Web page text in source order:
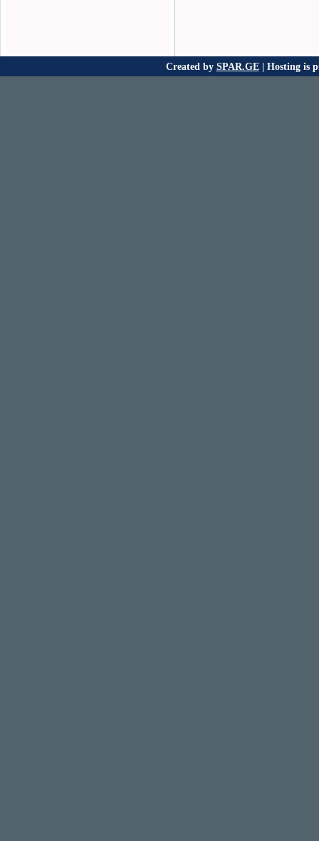
Created by SPAR.GE| Hosting is